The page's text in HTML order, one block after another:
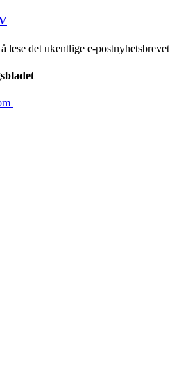
lese det ukentlige e-postnyhetsbrevet